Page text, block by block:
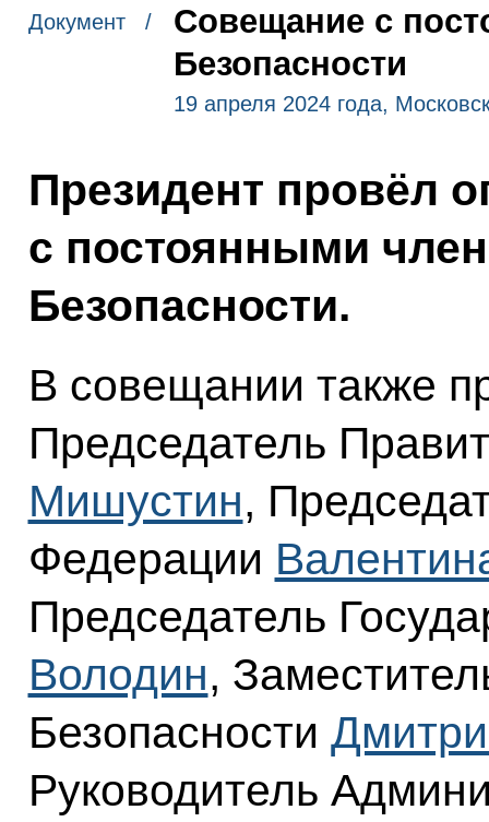
Документ /
Совещание с
Безопасности
19 апреля 2024 года,
Президент провёл
с постоянными
Безопасности.
В совещании также
Председатель
Мишустин,
Федерации
Председатель
Володин,
Безопасности
Руководитель